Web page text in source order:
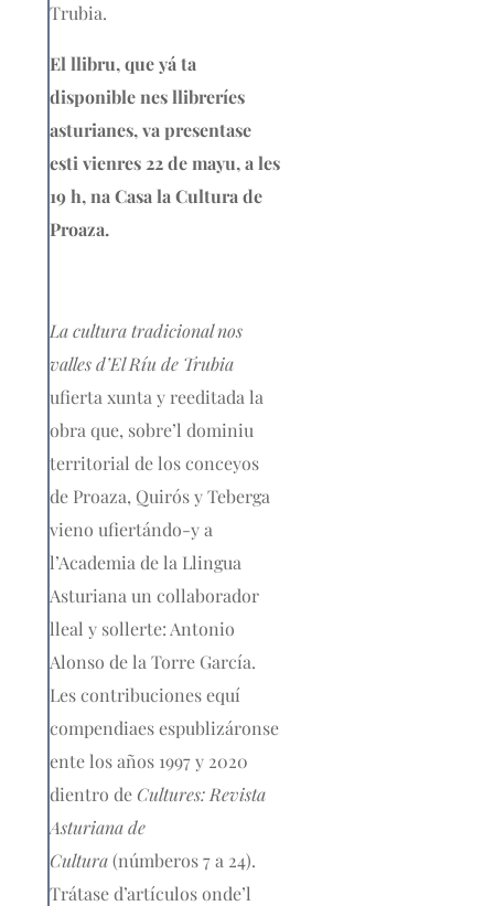
Trubia.
El llibru, que yá ta
disponible nes llibreríes
asturianes, va presentase
esti vienres 22 de mayu, a les
19 h, na Casa la Cultura de
Proaza.
La cultura tradicional nos
valles d’El Ríu de Trubia
ufierta xunta y reeditada la
obra que, sobre’l dominiu
territorial de los conceyos
de Proaza, Quirós y Teberga
vieno ufiertándo-y a
l’Academia de la Llingua
Asturiana un collaborador
lleal y sollerte: Antonio
Alonso de la Torre García.
Les contribuciones equí
compendiaes espublizáronse
ente los años 1997 y 2020
dientro deCultures: Revista
Asturiana de
Cultura(númberos 7 a 24).
Trátase d’artículos onde’l